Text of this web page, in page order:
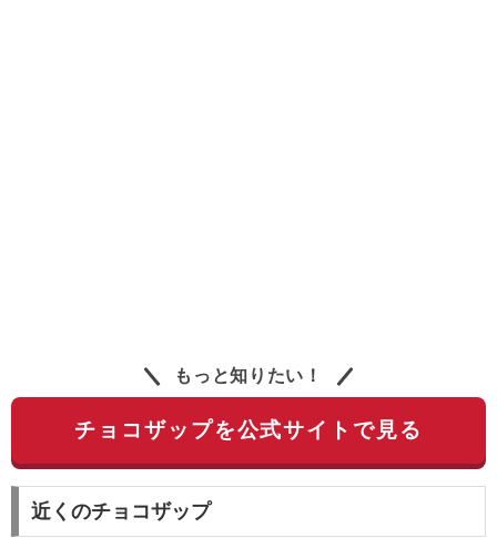
もっと知りたい！
チョコザップを公式サイトで見る
近くのチョコザップ